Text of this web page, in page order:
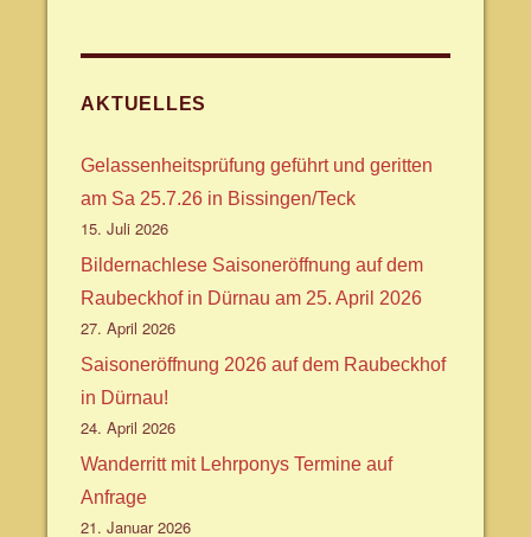
AKTUELLES
Gelassenheitsprüfung geführt und geritten
am Sa 25.7.26 in Bissingen/Teck
15. Juli 2026
Bildernachlese Saisoneröffnung auf dem
Raubeckhof in Dürnau am 25. April 2026
27. April 2026
Saisoneröffnung 2026 auf dem Raubeckhof
in Dürnau!
24. April 2026
Wanderritt mit Lehrponys Termine auf
Anfrage
21. Januar 2026